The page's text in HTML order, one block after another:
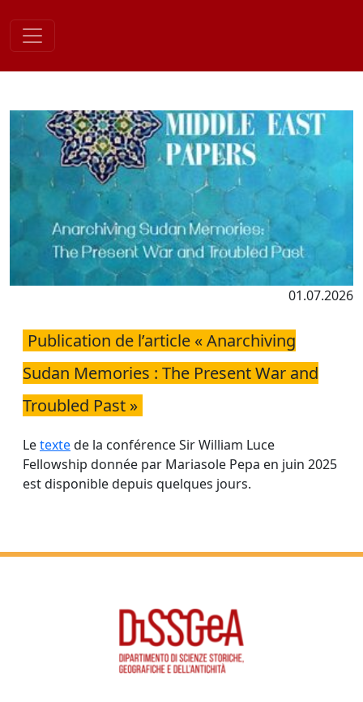
content
01.07.2026
Publication de l’article « Anarchiving
Sudan Memories : The Present War and
Troubled Past »
Letextede la conférence Sir William Luce
Fellowship donnée par Mariasole Pepa en juin 2025
est disponible depuis quelques jours.